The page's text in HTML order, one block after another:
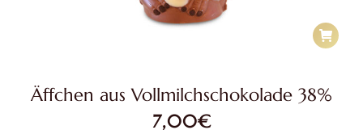
Äffchen aus Vollmilchschokolade 38%
7,00€